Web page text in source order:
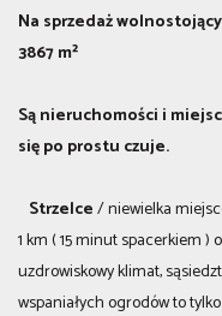
Na sprzedaż
3867 m²
Są nieruchomości i
się po prostu czuje.
Strzelce/ niewielka
1 km ( 15 minut spacerkiem
uzdrowiskowy klimat,
wspaniałych ogrodów to